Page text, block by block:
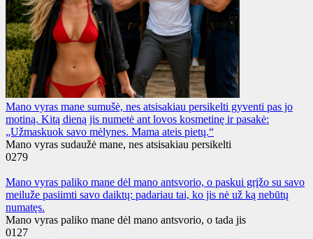
Mano vyras mane sumušė, nes atsisakiau persikelti gyventi pas jo
motiną. Kitą dieną jis numetė ant lovos kosmetinę ir pasakė:
„Užmaskuok savo mėlynes. Mama ateis pietų.“
Mano vyras sudaužė mane, nes atsisakiau persikelti
0279
Mano vyras paliko mane dėl mano antsvorio, o paskui grįžo su savo
meiluže pasiimti savo daiktų: padariau tai, ko jis nė už ką nebūtų
numatęs.
Mano vyras paliko mane dėl mano antsvorio, o tada jis
0127